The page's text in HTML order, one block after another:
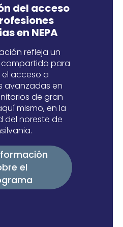
del acceso
en NEPA
refleja un
para
acceso a
avanzadas en
de gran
mismo, en la
del noreste de
el